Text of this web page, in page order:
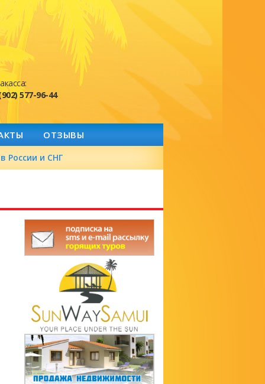
577-96-44
ОТЗЫВЫ
России и СНГ